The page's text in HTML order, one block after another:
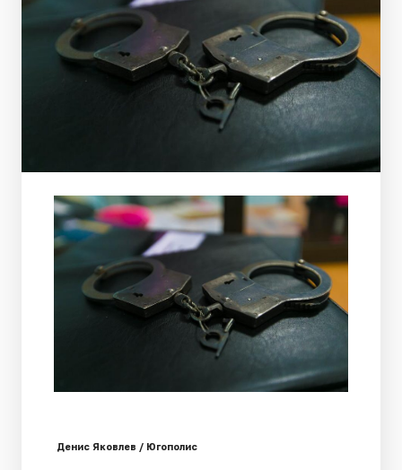
Денис Яковлев / Югополис